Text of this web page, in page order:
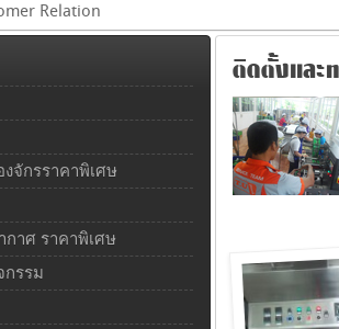
Relation
ติดตั้งและ
จักรราคาพิเศษ
าศ ราคาพิเศษ
กรรม